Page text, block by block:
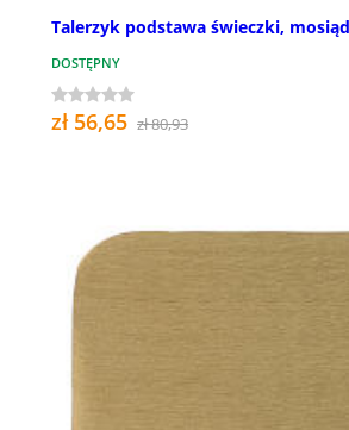
Talerzyk podstawa świeczki,
DOSTĘPNY
zł 56,65 zł 80,93